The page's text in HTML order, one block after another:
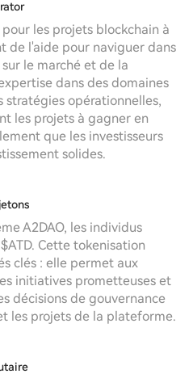
les projets blockchain à
de l'aide pour naviguer dans
le marché et de la
dans des domaines
opérationnelles,
les projets à gagner en
que les investisseurs
solides.
A2DAO, les individus
Cette tokenisation
clés : elle permet aux
initiatives prometteuses et
décisions de gouvernance
les projets de la plateforme.